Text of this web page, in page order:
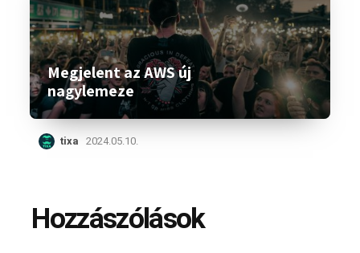
Megjelent az AWS új
nagylemeze
tixa 2024.05.10.
Hozzászólások